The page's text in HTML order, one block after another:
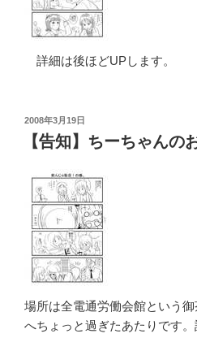
詳細は後ほどUPします。
投
日:
2008年3月19日
【告知】ちーちゃんの
場所は全電通労働会館という
へちょっと過ぎたあたりです。